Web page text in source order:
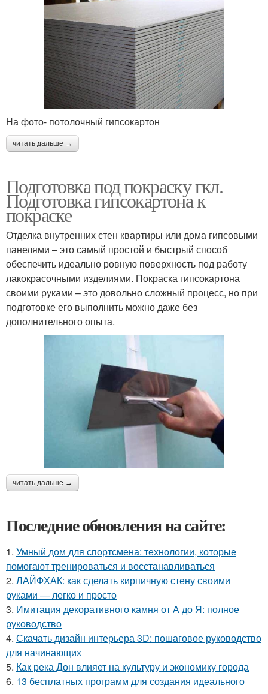
На фото- потолочный гипсокартон
читать дальше →
Подготовка под покраску гкл.
Подготовка гипсокартона к
покраске
Отделка внутренних стен квартиры или дома гипсовыми
панелями – это самый простой и быстрый способ
обеспечить идеально ровную поверхность под работу
лакокрасочными изделиями. Покраска гипсокартона
своими руками – это довольно сложный процесс, но при
подготовке его выполнить можно даже без
дополнительного опыта.
читать дальше →
Последние обновления на сайте:
1. Умный дом для спортсмена: технологии, которые
помогают тренироваться и восстанавливаться
2. ЛАЙФХАК: как сделать кирпичную стену своими
руками — легко и просто
3. Имитация декоративного камня от А до Я: полное
руководство
4. Скачать дизайн интерьера 3D: пошаговое руководство
для начинающих
5. Как река Дон влияет на культуру и экономику города
6. 13 бесплатных программ для создания идеального